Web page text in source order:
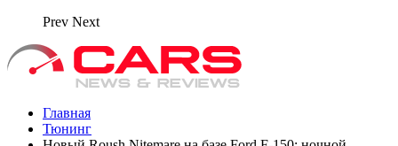
Prev Next
Главная
Тюнинг